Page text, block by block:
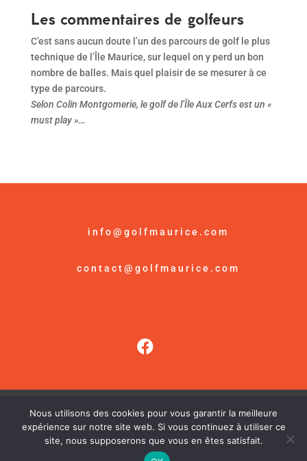
Les commentaires de golfeurs
C’est sans aucun doute l’un des parcours de golf le plus
technique de l’Île Maurice, sur lequel on y perd un bon
nombre de balles. Mais quel plaisir de se mesurer à ce
type de parcours.
Selon Colin Montgomerie, le golf de l’Île Aux Cerfs est un «
must play »…
info@golfmaurice.com
contact@golfmaurice.com
© Golf Maurice /Mention Légales
Nous utilisons des cookies pour vous garantir la meilleure
expérience sur notre site web. Si vous continuez à utiliser ce
site, nous supposerons que vous en êtes satisfait.